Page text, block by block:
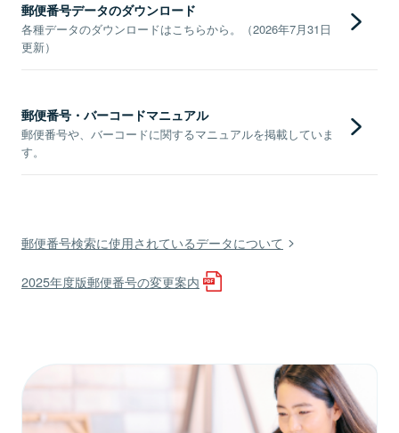
郵便番号データのダウンロード
各種データのダウンロードはこちらから。（2026年7月31日
更新）
郵便番号・バーコードマニュアル
郵便番号や、バーコードに関するマニュアルを掲載していま
す。
郵便番号検索に使用されているデータについて
2025年度版郵便番号の変更案内